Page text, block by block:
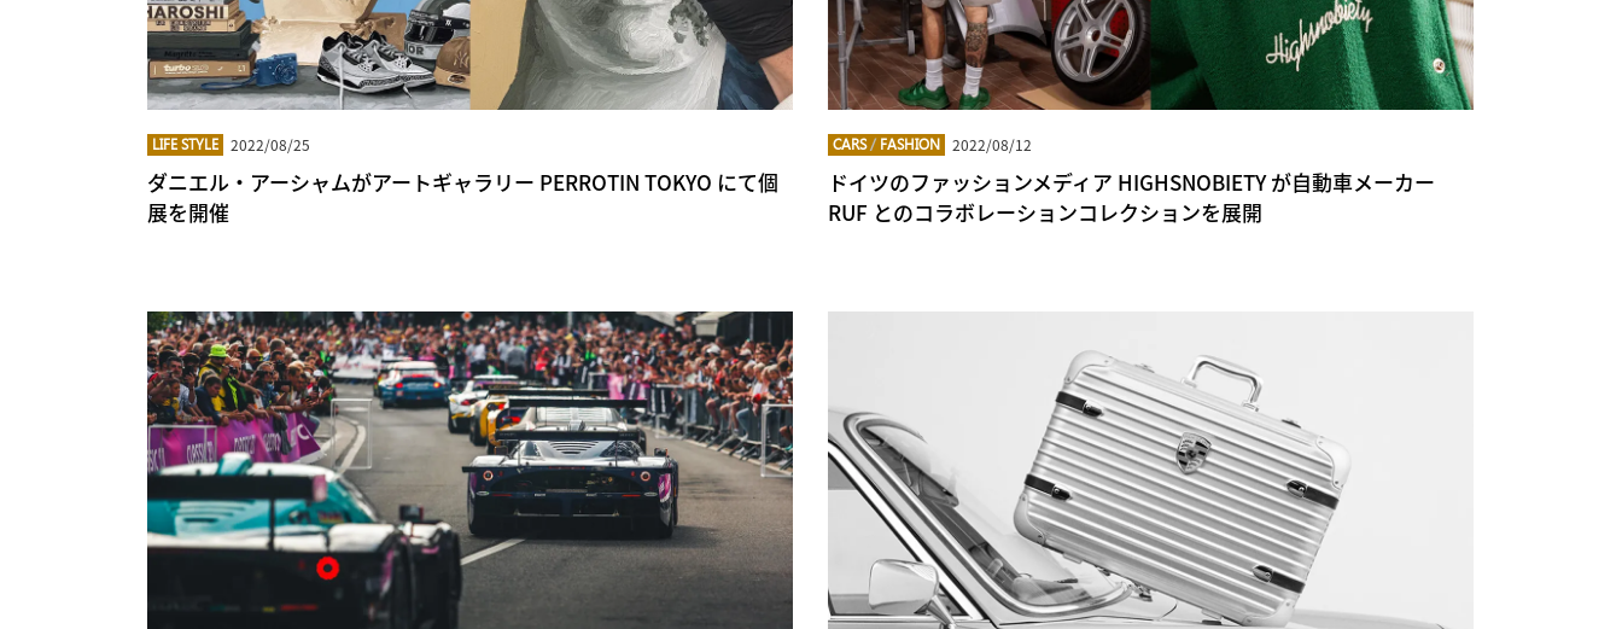
LIFE STYLE 2022/08/25
ダニエル・アーシャムがアートギャラリー PERROTIN TOKYO にて個
展を開催
CARS/ FASHION 2022/08/12
ドイツのファッションメディア HIGHSNOBIETY が自動車メーカー
RUF とのコラボレーションコレクションを展開